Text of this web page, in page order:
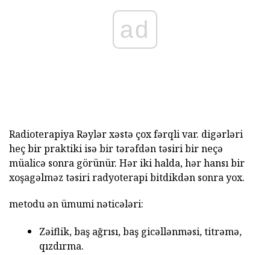
ad
Radioterapiya Rəylər xəstə çox fərqli var. digərləri
heç bir praktiki isə bir tərəfdən təsiri bir neçə
müalicə sonra görünür. Hər iki halda, hər hansı bir
xoşagəlməz təsiri radyoterapi bitdikdən sonra yox.
metodu ən ümumi nəticələri:
Zəiflik, baş ağrısı, baş gicəllənməsi, titrəmə,
qızdırma.